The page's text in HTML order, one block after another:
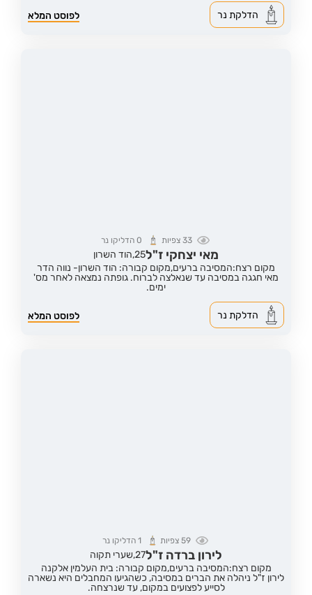
לפוסט המלא
הדלקת נר
33 צפיות 0הדליקו נר
מאי יצחקי ז"ל25, הוד השרון
מקום רצח:המסיבה ברעים,מקום קבורה: הוד השרון- נווה הדר
מאי חגגה במסיבה עד שנאלצה לברוח. גופתה נמצאה לאחר מס'
ימים.
לפוסט המלא הדלקת נר
59צפיות 1 הדליקו נר
לירון ברדה ז"ל27, שערי תקוה
מקום רצח:המסיבה ברעים,מקום קבורה: בית העלמין אלקנה
לירון ז"ל ניהלה את הברים במסיבה, כשהגיעו המחבלים היא נשארה
לסייע לפצועים במקום, עד שנרצחה.